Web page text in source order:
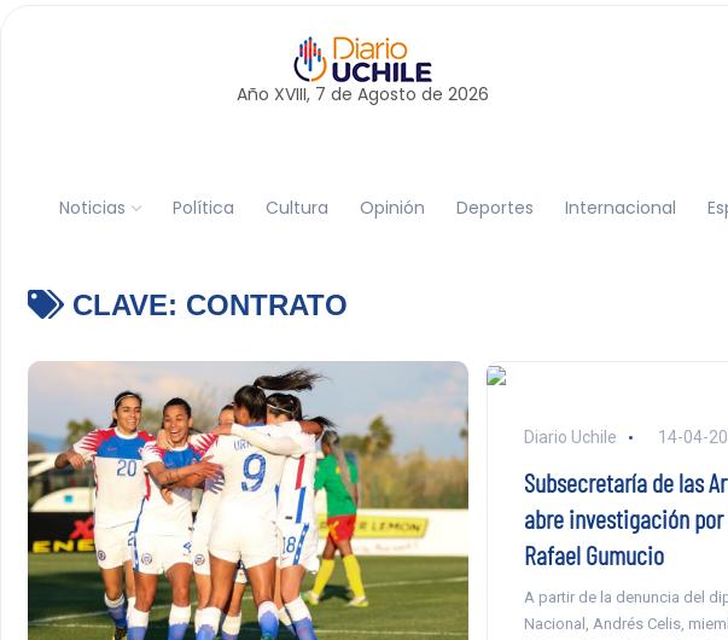
Año XVIII, 7 de Agosto de 2026
Noticias Política Cultura Opinión Deportes Internacional
CLAVE: CONTRATO
Diario Uchile 14-04-
Subsecretaría de las
abre investigación
Rafael Gumucio
A partir de la denuncia del
Nacional, Andrés Celis,